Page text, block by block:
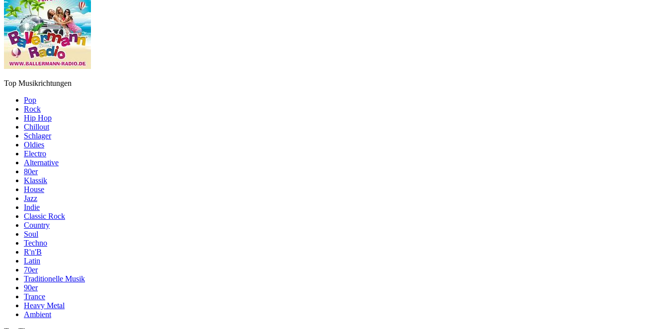
Top Musikrichtungen
Pop
Rock
Hip Hop
Chillout
Schlager
Oldies
Electro
Alternative
80er
Klassik
House
Jazz
Indie
Classic Rock
Country
Soul
Techno
R'n'B
Latin
70er
Traditionelle Musik
90er
Trance
Heavy Metal
Ambient